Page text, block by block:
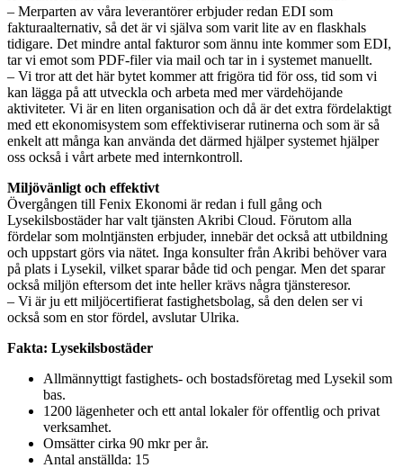
– Merparten av våra leverantörer erbjuder redan EDI som
fakturaalternativ, så det är vi själva som varit lite av en flaskhals
tidigare. Det mindre antal fakturor som ännu inte kommer som EDI,
tar vi emot som PDF-filer via mail och tar in i systemet manuellt.
– Vi tror att det här bytet kommer att frigöra tid för oss, tid som vi
kan lägga på att utveckla och arbeta med mer värdehöjande
aktiviteter. Vi är en liten organisation och då är det extra fördelaktigt
med ett ekonomisystem som effektiviserar rutinerna och som är så
enkelt att många kan använda det därmed hjälper systemet hjälper
oss också i vårt arbete med internkontroll.
Miljövänligt och effektivt
Övergången till Fenix Ekonomi är redan i full gång och
Lysekilsbostäder har valt tjänsten Akribi Cloud. Förutom alla
fördelar som molntjänsten erbjuder, innebär det också att utbildning
och uppstart görs via nätet. Inga konsulter från Akribi behöver vara
på plats i Lysekil, vilket sparar både tid och pengar. Men det sparar
också miljön eftersom det inte heller krävs några tjänsteresor.
– Vi är ju ett miljöcertifierat fastighetsbolag, så den delen ser vi
också som en stor fördel, avslutar Ulrika.
Fakta: Lysekilsbostäder
Allmännyttigt fastighets- och bostadsföretag med Lysekil som
bas.
1200 lägenheter och ett antal lokaler för offentlig och privat
verksamhet.
Omsätter cirka 90 mkr per år.
Antal anställda: 15